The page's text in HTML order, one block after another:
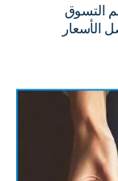
التسوق
الأسعار